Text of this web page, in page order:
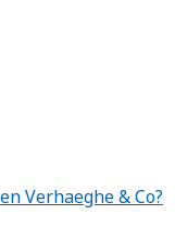
Verhaeghe & Co?